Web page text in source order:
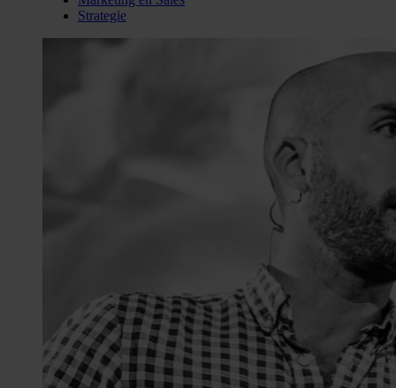
Strategie